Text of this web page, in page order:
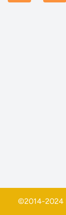
©2014-2024